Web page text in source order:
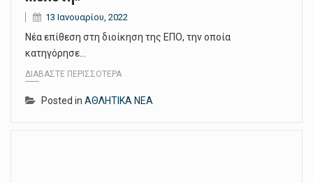
13 Ιανουαρίου, 2022
Νέα επίθεση στη διοίκηση της ΕΠΟ, την οποία
κατηγόρησε…
ΔΙΑΒΆΣΤΕ ΠΕΡΙΣΣΌΤΕΡΑ
Posted in ΑΘΛΗΤΙΚΑ ΝΕΑ